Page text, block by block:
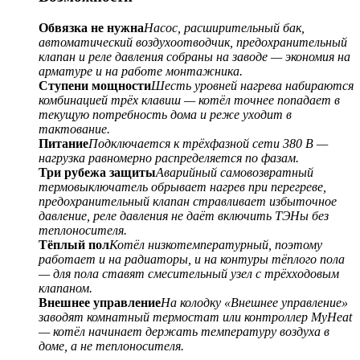
Обвязка не нужнаНасос, расширительный бак,
автоматический воздухоотводчик, предохранительный
клапан и реле давления собраны на заводе — экономия на
арматуре и на работе монтажника.
Ступени мощностиШесть уровней нагрева набираются
комбинацией трёх клавиш — котёл точнее попадает в
текущую потребность дома и реже уходит в
тактование.
ПитаниеПодключается к трёхфазной сети 380 В —
нагрузка равномерно распределяется по фазам.
Три рубежа защитыАварийный самовозвратный
термовыключатель обрывает нагрев при перегреве,
предохранительный клапан стравливает избыточное
давление, реле давления не даёт включить ТЭНы без
теплоносителя.
Тёплый полКотёл низкотемпературный, поэтому
работает и на радиаторы, и на контуры тёплого пола
— для пола ставят смесительный узел с трёхходовым
клапаном.
Внешнее управлениеНа колодку «Внешнее управление»
заводят комнатный термостат или контроллер MyHeat
— котёл начинает держать температуру воздуха в
доме, а не теплоносителя.